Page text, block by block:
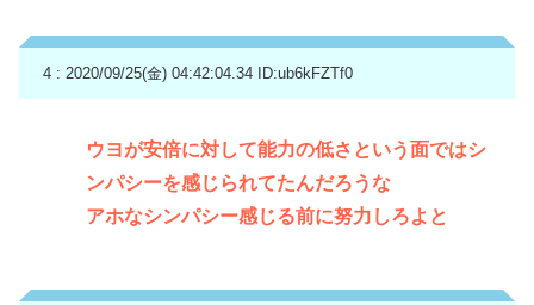
4 : 2020/09/25(金) 04:42:04.34 ID:ub6kFZTf0
ウヨが安倍に対して能力の低さという面ではシ
ンパシーを感じられてたんだろうな
アホなシンパシー感じる前に努力しろよと